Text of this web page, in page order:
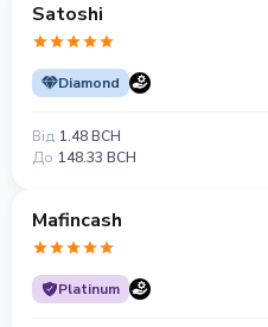
Satoshi
Diamond
Від 1.48 BCH
До 148.33 BCH
Mafincash
Platinum